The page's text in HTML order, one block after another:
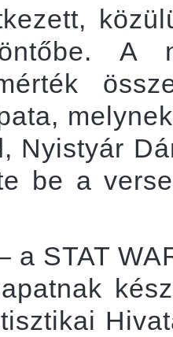
A
Nyistyár
be a
a STAT